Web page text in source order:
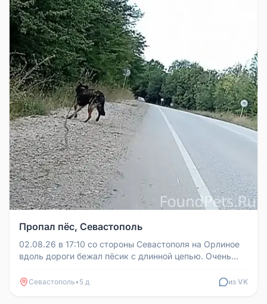
Пропал пёс, Севастополь
02.08.26 в 17:10 со стороны Севастополя на Орлиное
вдоль дороги бежал пёсик с длинной цепью. Очень
Севастополь• 5 д из VK